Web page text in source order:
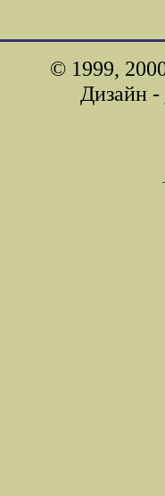
© 1999,
Дизайн -